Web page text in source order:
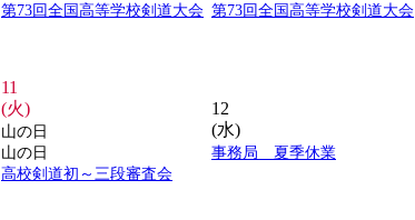
第73回全国高等学校剣道大会 第73回全国高等学校剣道大会
11
(火)
山の日
山の日
高校剣道初～三段審査会
12
(水)
事務局 夏季休業